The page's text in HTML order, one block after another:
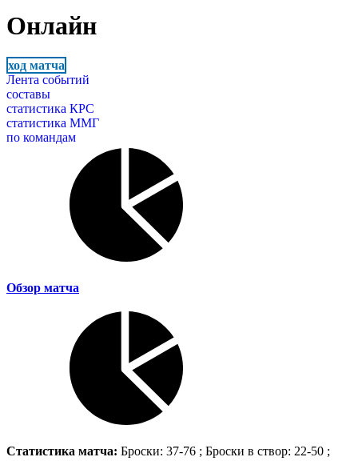
Онлайн
ход матча
Лента событий
составы
статистика КРС
статистика ММГ
по командам
Обзор матча
Статистика матча: Броски: 37-76 ; Броски в створ: 22-50 ;